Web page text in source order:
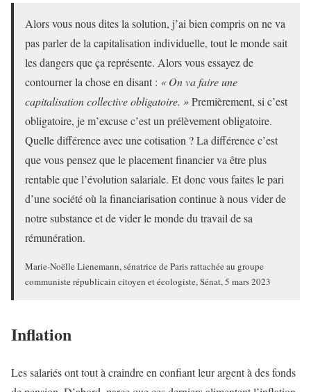
Alors vous nous dites la solution, j’ai bien compris on ne va
pas parler de la capitalisation individuelle, tout le monde sait
les dangers que ça représente. Alors vous essayez de
contourner la chose en disant : « On va faire une
capitalisation collective obligatoire. »Premièrement, si c’est
obligatoire, je m’excuse c’est un prélèvement obligatoire.
Quelle différence avec une cotisation ? La différence c’est
que vous pensez que le placement financier va être plus
rentable que l’évolution salariale. Et donc vous faites le pari
d’une société où la financiarisation continue à nous vider de
notre substance et de vider le monde du travail de sa
rémunération.
Marie-Noëlle Lienemann, sénatrice de Paris rattachée au groupe
communiste républicain citoyen et écologiste, Sénat, 5 mars 2023
Inflation
Les salariés ont tout à craindre en confiant leur argent à des fonds